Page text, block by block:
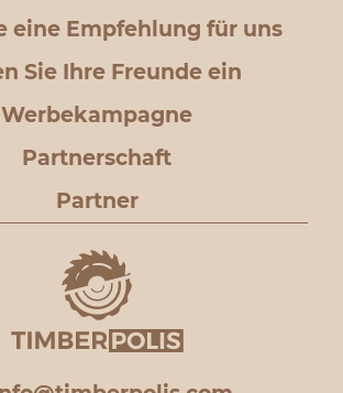
eine Empfehlung für uns
Sie Ihre Freunde ein
Werbekampagne
Partnerschaft
Partner